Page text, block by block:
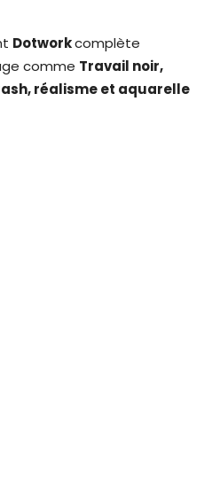
Dotworkcomplète
comme Travail noir,
réalisme et aquarelle